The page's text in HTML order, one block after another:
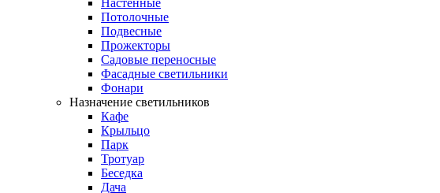
Настенные
Потолочные
Подвесные
Прожекторы
Садовые переносные
Фасадные светильники
Фонари
Назначение светильников
Кафе
Крыльцо
Парк
Тротуар
Беседка
Дача